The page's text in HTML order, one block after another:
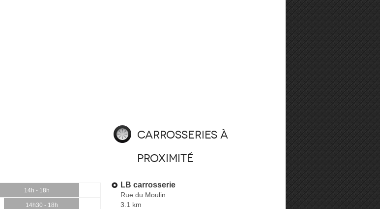
14h - 18h
14h30 - 18h
Carrosseries à
proximité
LB carrosserie
Rue du Moulin
3.1 km